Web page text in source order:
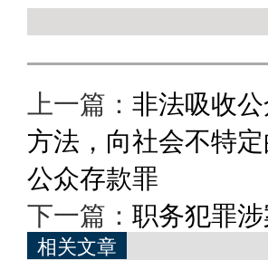
上一篇： 非法吸收
方法，向社会不特
公众存款罪
下一篇： 职务犯罪
相关文章